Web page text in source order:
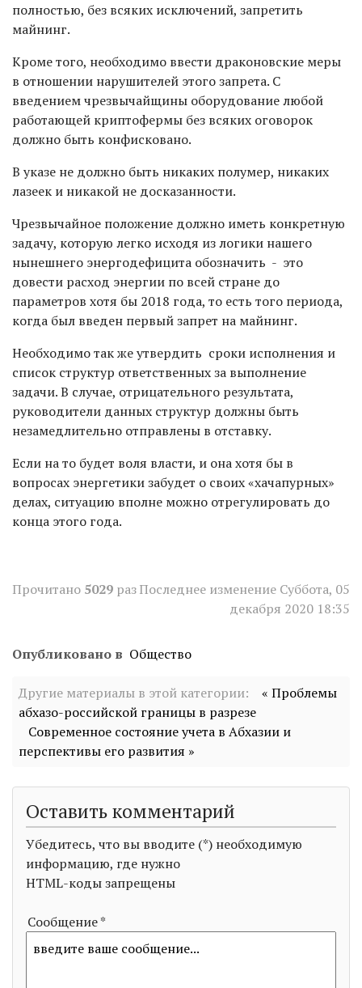
полностью, без всяких исключений, запретить
майнинг.
Кроме того, необходимо ввести драконовские меры
в отношении нарушителей этого запрета. С
введением чрезвычайщины оборудование любой
работающей криптофермы без всяких оговорок
должно быть конфисковано.
В указе не должно быть никаких полумер, никаких
лазеек и никакой не досказанности.
Чрезвычайное положение должно иметь конкретную
задачу, которую легко исходя из логики нашего
нынешнего энергодефицита обозначить - это
довести расход энергии по всей стране до
параметров хотя бы 2018 года, то есть того периода,
когда был введен первый запрет на майнинг.
Необходимо так же утвердить сроки исполнения и
список структур ответственных за выполнение
задачи. В случае, отрицательного результата,
руководители данных структур должны быть
незамедлительно отправлены в отставку.
Если на то будет воля власти, и она хотя бы в
вопросах энергетики забудет о своих «хачапурных»
делах, ситуацию вполне можно отрегулировать до
конца этого года.
Прочитано 5029 разПоследнее изменение Суббота, 05
декабря 2020 18:35
Опубликовано в Общество
Другие материалы в этой категории:
« Проблемы
абхазо-российской границы в разрезе
Современное состояние учета в Абхазии и
перспективы его развития »
Оставить комментарий
Убедитесь, что вы вводите (*) необходимую
информацию, где нужно
HTML-коды запрещены
Сообщение *